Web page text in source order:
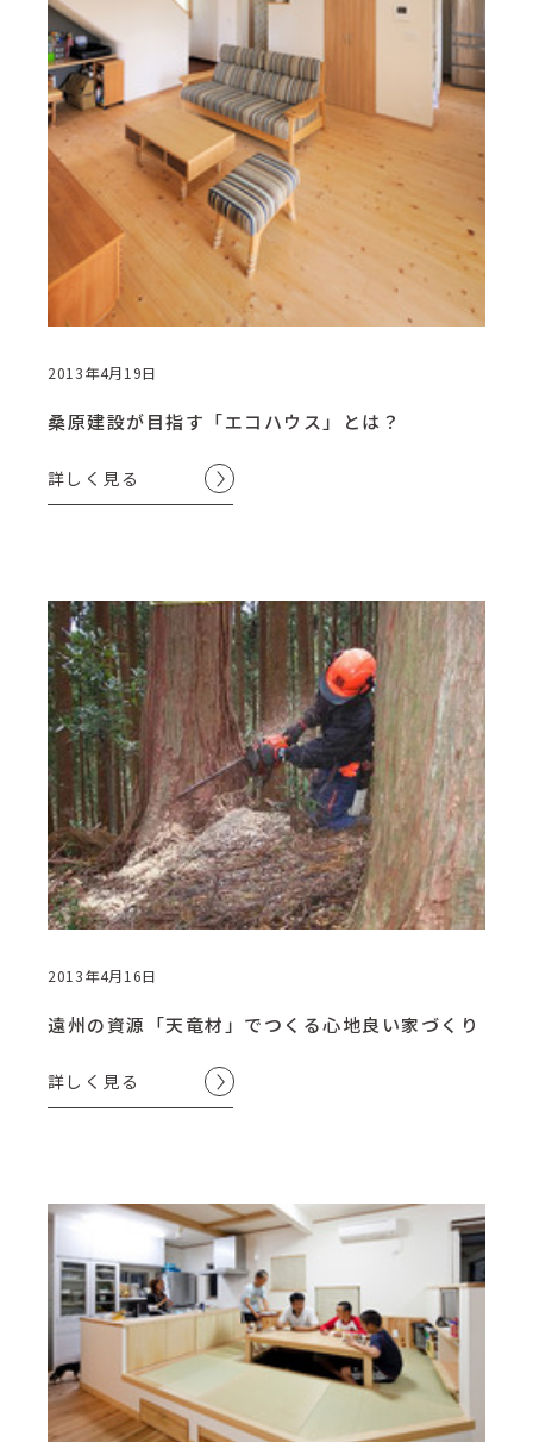
2013年4月19日
桑原建設が目指す「エコハウス」とは？
詳しく見る
2013年4月16日
遠州の資源「天竜材」でつくる心地良い家づくり
詳しく見る